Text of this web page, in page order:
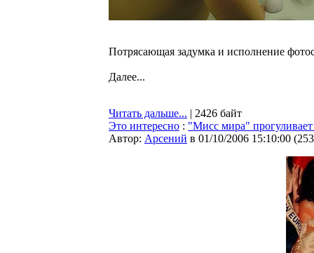
Потрясающая задумка и исполнение
Далее...
Читать дальше... | 2426 байт
Это интересно : "Мисс мира"
Автор: Арсений в 01/10/2006 15:10:00 (